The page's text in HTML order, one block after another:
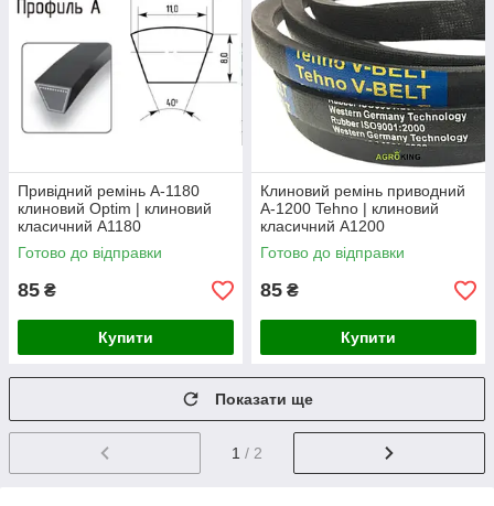
Привідний ремінь А-1180
клиновий Optim | клиновий
класичний А1180
Готово до відправки
85 ₴
Купити
Клиновий ремінь приводний
А-1200 Tehno | клиновий
класичний А1200
Готово до відправки
85 ₴
Купити
Показати ще
1 / 2